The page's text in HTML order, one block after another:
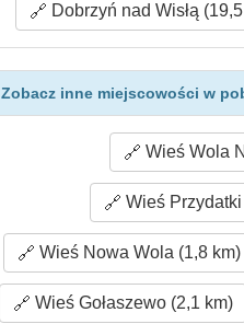
Dobrzyń nad Wisłą
Zobacz inne miejscowości w
Wieś Wola
Wieś
Wieś Nowa Wola (1,8 km)
Wieś Gołaszewo (2,1 km)